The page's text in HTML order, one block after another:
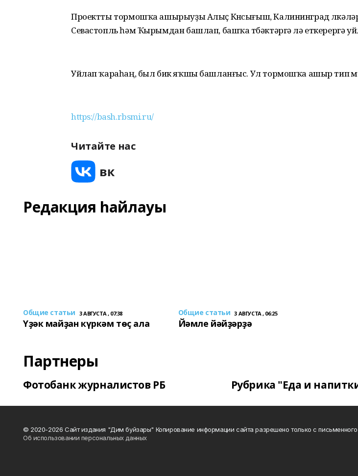
Проектты тормошҡа ашырыуҙы Алыҫ Көнсығыш, Калининград
Севастопль һәм Ҡырымдан башлап, башҡа төбәктәргә лә еткерергә
Уйлап ҡараһаң, был бик яҡшы башланғыс. Ул тормошҡа ашыр тип
https://bash.rbsmi.ru/
Читайте нас
Редакция һайлауы
Общие статьи 3 АВГУСТА , 07:38
Үҙәк майҙан күркәм төҫ ала
Общие статьи 3 АВГУСТА , 06:25
Йәмле йәйҙәрҙә
Партнеры
Фотобанк журналистов РБ Рубрика "Еда и
© 2020-2026 Сайт издания "Дим буйзары" Копирование информации сайта разрешено только с
Об использовании персональных данных